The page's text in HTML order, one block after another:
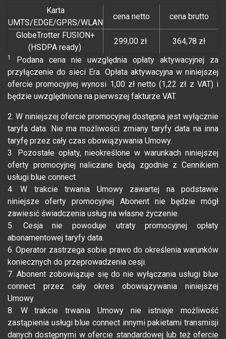
Karta
UMTS/EDGE/GPRS/WLAN
cena netto
cena brutto
GlobeTrotter FUSION+
(HSDPA ready)
299,00 zł 364,78 zł
1
Podana cena nie uwzględnia opłaty aktywacyjnej za
przyłączenie do sieci Era. Opłata aktywacyjna w niniejszej
ofercie promocyjnej wynosi 1,00 zł netto (1,22 zł z VAT) i
będzie uwzględniona na pierwszej fakturze VAT.
2. W niniejszej ofercie promocyjnej dostępna jest wyłącznie
taryfa data. Nie ma możliwości zmiany taryfy data na inna
taryfę przez cały czas obowiązywania Umowy.
3. Pozostałe opłaty, nieokreślone w warunkach niniejszej
oferty promocyjnej naliczane będą zgodnie z Cennikiem
usługi blue connect.
4. W trakcie trwania Umowy zawartej na podstawie
niniejsze oferty promocyjnej Abonent nie będzie mógł
zawiesić świadczenia usług na własne życzenie.
5. Cesja nie powoduje utraty promocyjnej opłaty
abonamentowej taryfy data.
6. Operator zastrzega sobie prawo do określenia warunków
koniecznych do przeprowadzenia cesji.
7. Abonent zobowiązuje się do nie wyłączania usługi blue
connect przez cały okres obowiązywania niniejszej
Umowy.
8. W trakcie trwania Umowy nie istnieje możliwość
zastąpienia usługi blue connect innymi pakietami transmisji
danych dostępnymi w ofercie standardowej lub też ofercie